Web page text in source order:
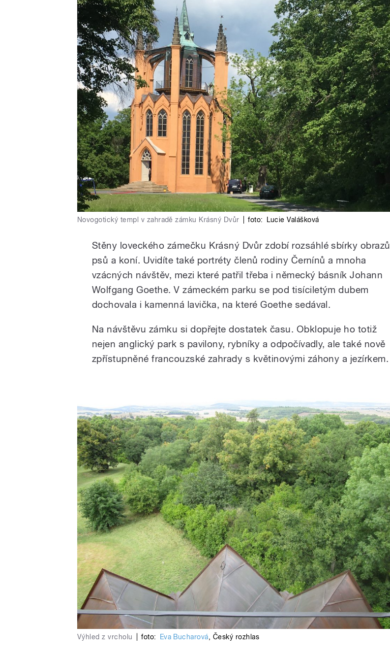
Novogotický templ v zahradě zámku Krásný Dvůr foto: Lucie Valášková
Stěny loveckého zámečku Krásný Dvůr zdobí rozsáhlé sbírky obrazů
psů a koní. Uvidíte také portréty členů rodiny Černínů a mnoha
vzácných návštěv, mezi které patřil třeba i německý básník Johann
Wolfgang Goethe. V zámeckém parku se pod tisíciletým dubem
dochovala i kamenná lavička, na které Goethe sedával.
Na návštěvu zámku si dopřejte dostatek času. Obklopuje ho totiž
nejen anglický park s pavilony, rybníky a odpočívadly, ale také nově
zpřístupněné francouzské zahrady s květinovými záhony a jezírkem.
Výhled z vrcholu foto: Eva Bucharová, Český rozhlas